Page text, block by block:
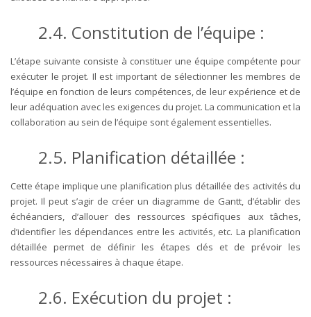
2.4. Constitution de l’équipe :
L’étape suivante consiste à constituer une équipe compétente pour
exécuter le projet. Il est important de sélectionner les membres de
l’équipe en fonction de leurs compétences, de leur expérience et de
leur adéquation avec les exigences du projet. La communication et la
collaboration au sein de l’équipe sont également essentielles.
2.5. Planification détaillée :
Cette étape implique une planification plus détaillée des activités du
projet. Il peut s’agir de créer un diagramme de Gantt, d’établir des
échéanciers, d’allouer des ressources spécifiques aux tâches,
d’identifier les dépendances entre les activités, etc. La planification
détaillée permet de définir les étapes clés et de prévoir les
ressources nécessaires à chaque étape.
2.6. Exécution du projet :